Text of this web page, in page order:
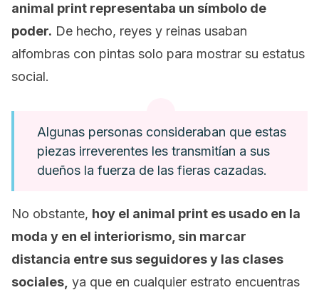
animal print representaba un símbolo de
poder. De hecho, reyes y reinas usaban
alfombras con pintas solo para mostrar su estatus
social.
Algunas personas consideraban que estas
piezas irreverentes les transmitían a sus
dueños la fuerza de las fieras cazadas.
No obstante, hoy el animal print es usado en la
moda y en el interiorismo, sin marcar
distancia entre sus seguidores y las clases
sociales, ya que en cualquier estrato encuentras